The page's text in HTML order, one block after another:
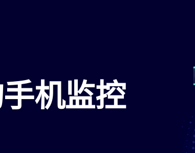
机监控